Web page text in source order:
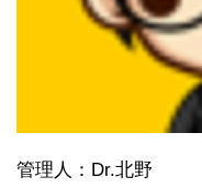
管理人：Dr.北野